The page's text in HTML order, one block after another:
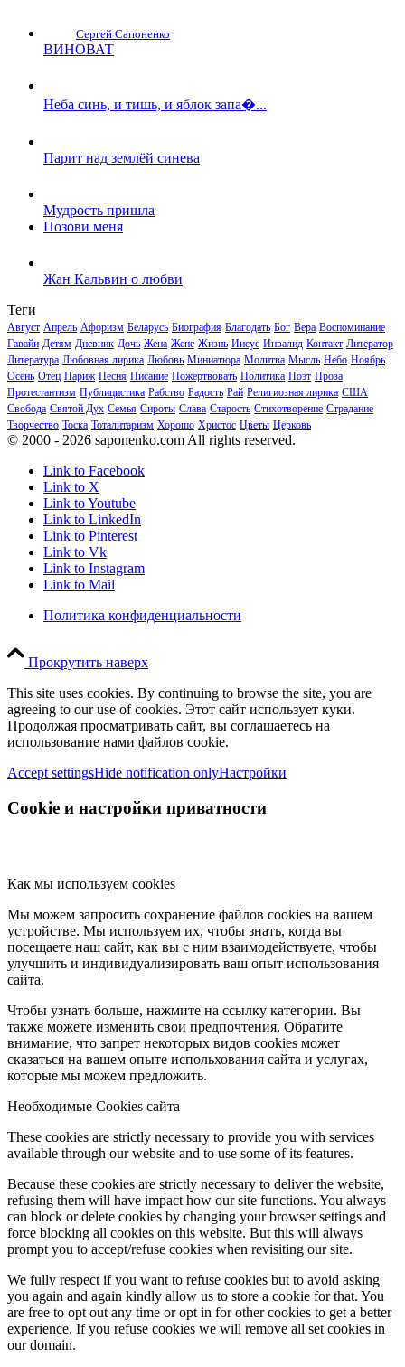
Сергей Сапоненко
ВИНОВАТ
Неба синь, и тишь, и яблок запа�...
Парит над землёй синева
Мудрость пришла
Позови меня
Жан Кальвин о любви
Теги
Август Апрель Афоризм Беларусь Биография Благодать Бог Вера Воспоминание
Гавайи Детям Дневник Дочь Жена Жене Жизнь Иисус Инвалид Контакт Литератор
Литература Любовная лирика Любовь Миниатюра Молитва Мысль Небо Ноябрь
Осень Отец Париж Песня Писание Пожертвовать Политика Поэт Проза
Протестантизм Публицистика Рабство Радость Рай Религиозная лирика США
Свобода Святой Дух Семья Сироты Слава Старость Стихотворение Страдание
Творчество Тоска Тоталитаризм Хорошо Христос Цветы Церковь
© 2000 - 2026 saponenko.com All rights reserved.
Link to Facebook
Link to X
Link to Youtube
Link to LinkedIn
Link to Pinterest
Link to Vk
Link to Instagram
Link to Mail
Политика конфиденциальности
Прокрутить наверх
This site uses cookies. By continuing to browse the site, you are
agreeing to our use of cookies. Этот сайт использует куки.
Продолжая просматривать сайт, вы соглашаетесь на
использование нами файлов cookie.
Accept settingsHide notification onlyНастройки
Cookie и настройки приватности
Как мы используем cookies
Мы можем запросить сохранение файлов cookies на вашем
устройстве. Мы используем их, чтобы знать, когда вы
посещаете наш сайт, как вы с ним взаимодействуете, чтобы
улучшить и индивидуализировать ваш опыт использования
сайта.
Чтобы узнать больше, нажмите на ссылку категории. Вы
также можете изменить свои предпочтения. Обратите
внимание, что запрет некоторых видов cookies может
сказаться на вашем опыте испольхования сайта и услугах,
которые мы можем предложить.
Необходимые Cookies сайта
These cookies are strictly necessary to provide you with services
available through our website and to use some of its features.
Because these cookies are strictly necessary to deliver the website,
refusing them will have impact how our site functions. You always
can block or delete cookies by changing your browser settings and
force blocking all cookies on this website. But this will always
prompt you to accept/refuse cookies when revisiting our site.
We fully respect if you want to refuse cookies but to avoid asking
you again and again kindly allow us to store a cookie for that. You
are free to opt out any time or opt in for other cookies to get a better
experience. If you refuse cookies we will remove all set cookies in
our domain.